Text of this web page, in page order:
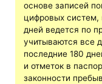
основе записей
цифровых систем,
дней ведется по
учитываются все
последние 180
и отметок в
законности